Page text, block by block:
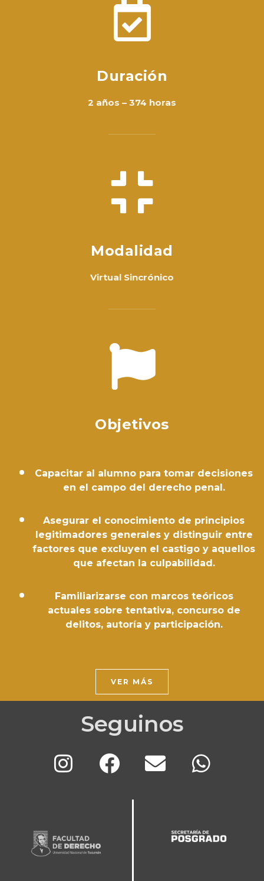
Duración
2 años – 374 horas
Modalidad
Virtual Sincrónico
Objetivos
Capacitar al alumno para tomar decisiones
en el campo del derecho penal.
Asegurar el conocimiento de principios
legitimadores generales y distinguir entre
factores que excluyen el castigo y aquellos
que afectan la culpabilidad.
Familiarizarse con marcos teóricos
actuales sobre tentativa, concurso de
delitos, autoría y participación.
VER MÁS
Seguinos